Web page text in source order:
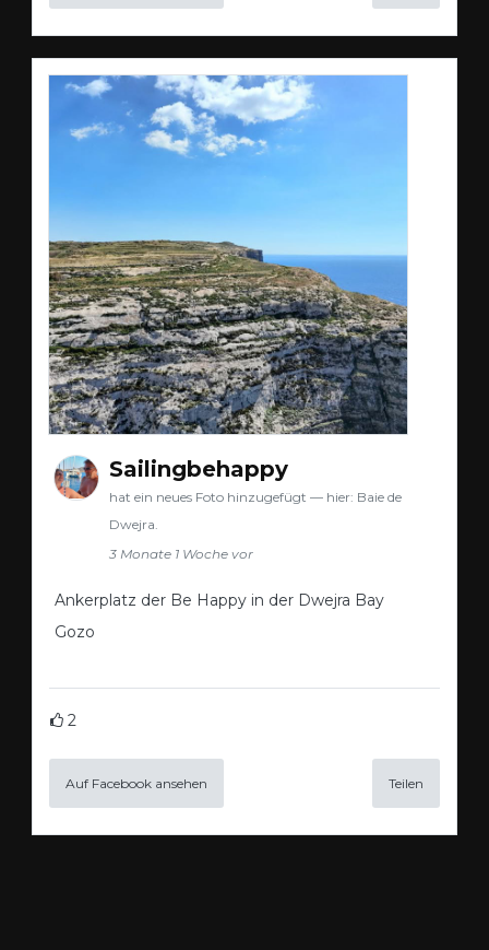
Sailingbehappy
hat ein neues Foto hinzugefügt — hier: Baie de
Dwejra.
3 Monate 1 Woche vor
Ankerplatz der Be Happy in der Dwejra Bay
Gozo
2
Auf Facebook ansehen Teilen